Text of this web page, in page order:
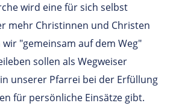
wird eine für sich selbst
mehr Christinnen und Christen
"gemeinsam auf dem Weg"
sollen als Wegweiser
unserer Pfarrei bei der Erfüllung
für persönliche Einsätze gibt.